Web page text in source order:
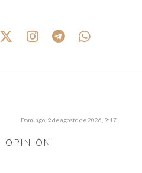
OPINIÓN
Domingo, 9 de agosto de 2026, 9:17